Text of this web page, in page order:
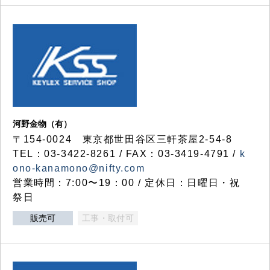
河野金物（有）
〒154-0024 東京都世田谷区三軒茶屋2-54-8
TEL：03-3422-8261 / FAX：03-3419-4791 / k
ono-kanamono@nifty.com
営業時間：7:00〜19：00 / 定休日：日曜日・祝
祭日
販売可 工事・取付可